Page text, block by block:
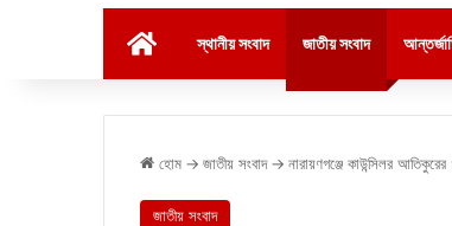
স্থানীয় সংবাদ জাতীয় সংবাদ
হোম → জাতীয় সংবাদ → নারায়ণগঞ্জে কাউন্সিলর
জাতীয় সংবাদ